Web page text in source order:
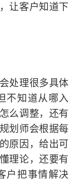
让客户知道下
处理很多具体
不知道从哪入
么调整，还有
划师会根据每
原因，给出可
理论，还要有
户把事情解决